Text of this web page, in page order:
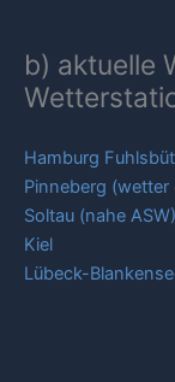
b) aktuelle
Hamburg
Pinneberg (wetter
Soltau (nahe ASW)
Kiel
Lübeck-